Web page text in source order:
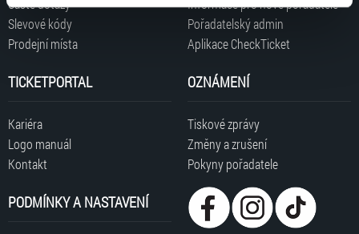
typy cookies používáme, naleznete níže. Možnosti
zpracování upravíte zaškrtnutím příslušné varianty. Svoji
volbu můžete kdykoliv změnit v zápatí stránky v záložce
Časté dotazy
Slevové kódy
Prodejní místa
Informace pro nové pořadatele
Pořadatelský admin
Aplikace CheckTicket
TICKETPORTAL
Kariéra
Logo manuál
Kontakt
OZNÁMENÍ
Tiskové zprávy
Změny a zrušení
Pokyny pořadatele
PODMÍNKY A NASTAVENÍ